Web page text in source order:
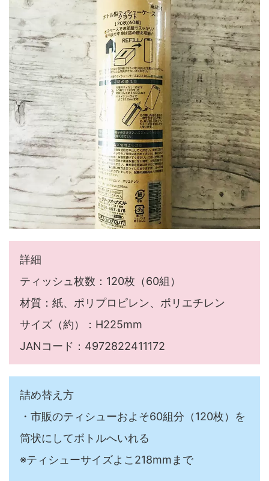
詳細
ティッシュ枚数：120枚（60組）
材質：紙、ポリプロピレン、ポリエチレン
サイズ（約）：H225mm
JANコード：4972822411172
詰め替え方
・市販のティシューおよそ60組分（120枚）を
筒状にしてボトルへいれる
※ティシューサイズよこ218mmまで